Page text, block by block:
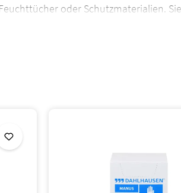
oder Schutzmaterialien.
eine sichere, saubere und effiziente